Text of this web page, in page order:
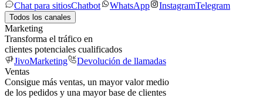
Chat para sitiosChatbot WhatsApp InstagramTelegram
Todos los canales
Marketing
Transforma el tráfico en
clientes potenciales cualificados
JivoMarketing
Devolución de llamadas
Ventas
Consigue más ventas, un mayor valor medio
de los pedidos y una mayor base de clientes